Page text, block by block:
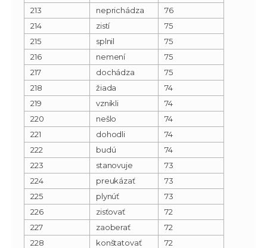
213
neprichádza
76
214
zistí
75
215
splnil
75
216
nemení
75
217
dochádza
75
218
žiada
74
219
vznikli
74
220
nešlo
74
221
dohodli
74
222
budú
74
223
stanovuje
73
224
preukázať
73
225
plynúť
73
226
zisťovať
72
227
zaoberať
72
228
konštatovať
72